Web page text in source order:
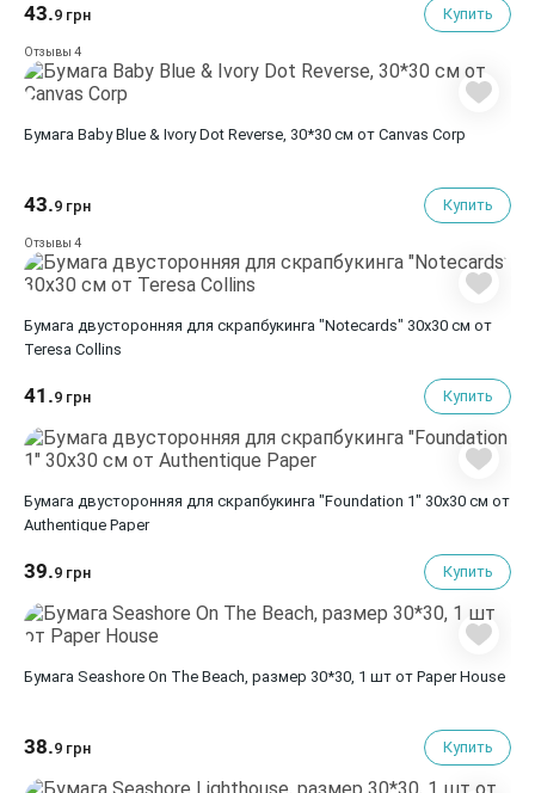
43.9 грн Купить
Отзывы 4
Бумага Baby Blue & Ivory Dot Reverse, 30*30 см от Canvas Corp
43.9 грн Купить
Отзывы 4
Бумага двусторонняя для скрапбукинга "Notecards" 30х30 см от
Teresa Collins
41.9 грн Купить
Бумага двусторонняя для скрапбукинга "Foundation 1" 30х30 см от
Authentique Paper
39.9 грн Купить
Бумага Seashore On The Beach, размер 30*30, 1 шт от Paper House
38.9 грн Купить